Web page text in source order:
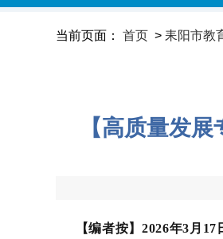
当前页面： 首页 > 耒阳市教
【高质量发
【编者按】2026年3月